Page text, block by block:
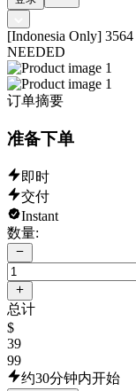
[Indonesia Only]
NEEDED
订单摘要
准备下单
即时
交付
Instant
数量:
总计
$
39
99
约30分钟内开始